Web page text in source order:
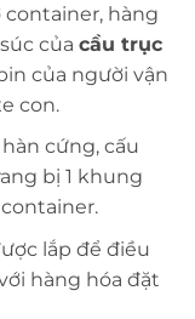
container, hàng
của cầu trục
của người vận
con.
cứng, cấu
bị 1 khung
lắp để điều
hàng hóa đặt